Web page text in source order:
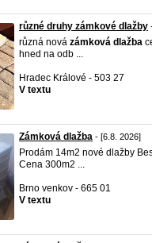
různé druhy zámkové dlažby
různá nová zámková dlažba
hned na odb ...
Hradec Králové - 503 27
V textu
Zámková dlažba - [6.8. 2026]
Prodám 14m2 nové dlažby
Cena 300m2 ...
Brno venkov - 665 01
V textu